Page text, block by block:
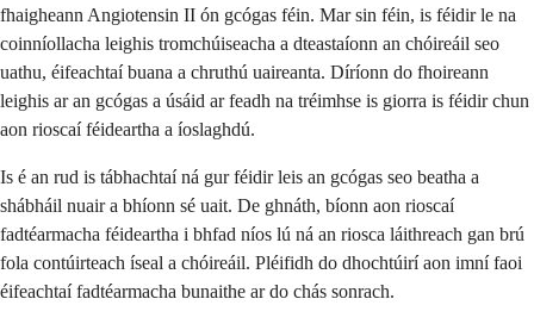
fhaigheann Angiotensin II ón gcógas féin. Mar sin féin, is féidir le na
coinníollacha leighis tromchúiseacha a dteastaíonn an chóireáil seo
uathu, éifeachtaí buana a chruthú uaireanta. Díríonn do fhoireann
leighis ar an gcógas a úsáid ar feadh na tréimhse is giorra is féidir chun
aon rioscaí féideartha a íoslaghdú.
Is é an rud is tábhachtaí ná gur féidir leis an gcógas seo beatha a
shábháil nuair a bhíonn sé uait. De ghnáth, bíonn aon rioscaí
fadtéarmacha féideartha i bhfad níos lú ná an riosca láithreach gan brú
fola contúirteach íseal a chóireáil. Pléifidh do dhochtúirí aon imní faoi
éifeachtaí fadtéarmacha bunaithe ar do chás sonrach.